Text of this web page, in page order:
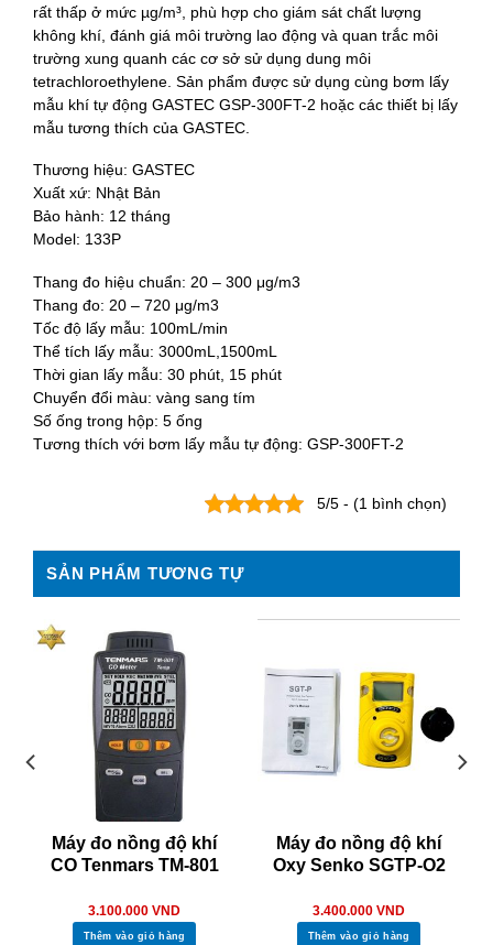
rất thấp ở mức µg/m³, phù hợp cho giám sát chất lượng
không khí, đánh giá môi trường lao động và quan trắc môi
trường xung quanh các cơ sở sử dụng dung môi
tetrachloroethylene. Sản phẩm được sử dụng cùng bơm lấy
mẫu khí tự động GASTEC GSP-300FT-2 hoặc các thiết bị lấy
mẫu tương thích của GASTEC.
Thương hiệu: GASTEC
Xuất xứ: Nhật Bản
Bảo hành: 12 tháng
Model: 133P
Thang đo hiệu chuẩn: 20 – 300 μg/m3
Thang đo: 20 – 720 μg/m3
Tốc độ lấy mẫu: 100mL/min
Thể tích lấy mẫu: 3000mL,1500mL
Thời gian lấy mẫu: 30 phút, 15 phút
Chuyển đổi màu: vàng sang tím
Số ống trong hộp: 5 ống
Tương thích với bơm lấy mẫu tự động: GSP-300FT-2
5/5 - (1 bình chọn)
SẢN PHẨM TƯƠNG TỰ
Máy đo nồng độ khí
CO Tenmars TM-801
3.100.000 VND
Thêm vào giỏ hàng
Máy đo nồng độ khí
Oxy Senko SGTP-O2
3.400.000 VND
Thêm vào giỏ hàng